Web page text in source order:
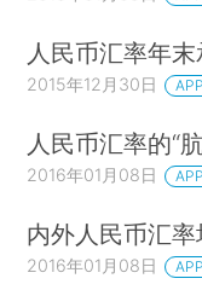
人民币汇率年
2015年12月30日
人民币汇率的“
2016年01月08日
内外人民币汇
2016年01月08日